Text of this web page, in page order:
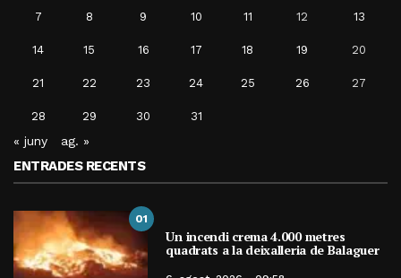
7 8 9 10 11 12 13
14 15 16 17 18 19 20
21 22 23 24 25 26 27
28 29 30 31
« juny ag. »
ENTRADES RECENTS
01
Un incendi crema 4.000 metres
quadrats a la deixalleria de Balaguer